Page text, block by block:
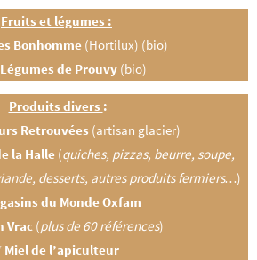
Fruits et légumes :
Bonhomme(Hortilux) (bio)
de Prouvy (bio)
Produits divers :
Retrouvées (artisan glacier)
la Halle(quiches, pizzas, beurre, soupe,
desserts, autres produits fermiers…)
du Monde Oxfam
Vrac (plus de 60 références)
Miel de l’apiculteur